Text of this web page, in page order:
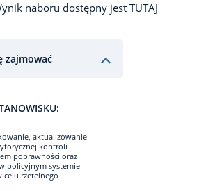
naboru dostępny jest TUTAJ
zajmować
aktualizowanie
kontroli
poprawności oraz
policyjnym systemie
celu rzetelnego